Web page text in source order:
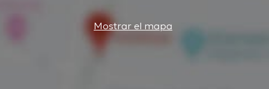
Mostrar el mapa